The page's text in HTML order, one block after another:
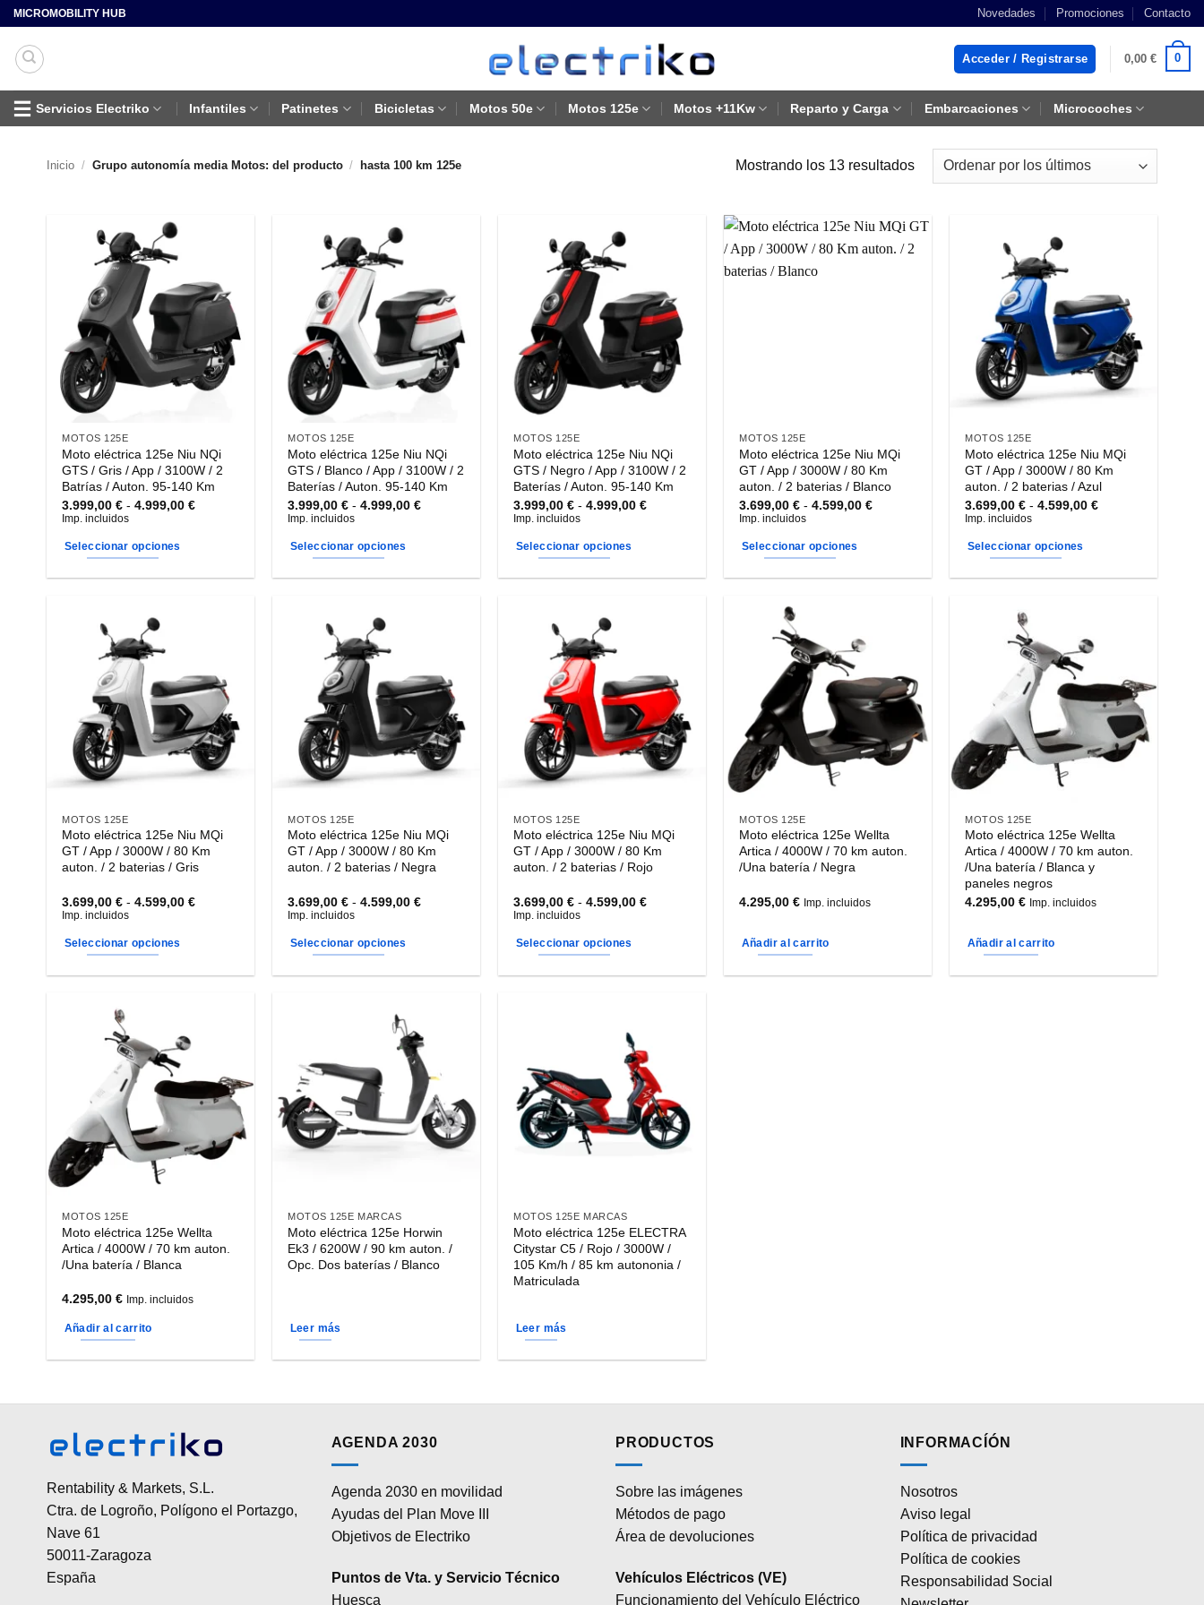
Saltar
contenido
MICROMOBILITY HUB Novedades Promociones Contacto
Acceder / Registrarse 0,00 € 0
Servicios Electriko Infantiles Patinetes Bicicletas Motos 50e Motos 125e Motos +11Kw Reparto y Carga Embarcaciones Microcoches
Inicio / Grupo autonomía media Motos: del producto / hasta 100 km 125e Mostrando los 13 resultadosOrdenado
por
últimos
MOTOS 125E
Moto eléctrica 125e Niu NQi
GTS / Gris / App / 3100W / 2
Batrías / Auton. 95-140 Km
3.999,00€ - 4.999,00€Rango
4.999,00 €
Imp. incluidos
Seleccionar opciones
múltiples
variantes.
opciones
pueden
elegir
página
de
producto
MOTOS 125E
Moto eléctrica 125e Niu NQi
GTS / Blanco / App / 3100W / 2
Baterías / Auton. 95-140 Km
3.999,00€ - 4.999,00€Rango
4.999,00 €
Imp. incluidos
Seleccionar opciones
múltiples
variantes.
opciones
pueden
elegir
página
de
producto
MOTOS 125E
Moto eléctrica 125e Niu NQi
GTS / Negro / App / 3100W / 2
Baterías / Auton. 95-140 Km
3.999,00€ - 4.999,00€Rango
4.999,00 €
Imp. incluidos
Seleccionar opciones
múltiples
variantes.
opciones
pueden
elegir
página
de
producto
MOTOS 125E
Moto eléctrica 125e Niu MQi
GT / App / 3000W / 80 Km
auton. / 2 baterias / Blanco
3.699,00€ - 4.599,00€Rango
4.599,00 €
Imp. incluidos
Seleccionar opciones
múltiples
variantes.
opciones
pueden
elegir
en
la
página
de
producto
MOTOS 125E
Moto eléctrica 125e Niu MQi
GT / App / 3000W / 80 Km
auton. / 2 baterias / Azul
3.699,00€ - 4.599,00€Rango
4.599,00 €
Imp. incluidos
Seleccionar opciones
variantes.
opciones
pueden
elegir
en
página
de
producto
MOTOS 125E
Moto eléctrica 125e Niu MQi
GT / App / 3000W / 80 Km
auton. / 2 baterias / Gris
3.699,00€ - 4.599,00€Rango
4.599,00 €
Imp. incluidos
Seleccionar opciones
variantes.
opciones
pueden
elegir
en
la
página
de
producto
MOTOS 125E
Moto eléctrica 125e Niu MQi
GT / App / 3000W / 80 Km
auton. / 2 baterias / Negra
3.699,00€ - 4.599,00€Rango
4.599,00 €
Imp. incluidos
Seleccionar opciones
Las
opciones
se
pueden
elegir
página
de
producto
MOTOS 125E
Moto eléctrica 125e Niu MQi
GT / App / 3000W / 80 Km
auton. / 2 baterias / Rojo
3.699,00€ - 4.599,00€Rango
4.599,00 €
Imp. incluidos
Seleccionar opciones
Las
opciones
se
pueden
elegir
página
de
producto
MOTOS 125E
Moto eléctrica 125e Wellta
Artica / 4000W / 70 km auton.
/Una batería / Negra
4.295,00€ Imp. incluidos
Añadir al carrito
MOTOS 125E
Moto eléctrica 125e Wellta
Artica / 4000W / 70 km auton.
/Una batería / Blanca y
paneles negros
4.295,00€ Imp. incluidos
Añadir al carrito
MOTOS 125E
Moto eléctrica 125e Wellta
Artica / 4000W / 70 km auton.
/Una batería / Blanca
4.295,00€ Imp. incluidos
Añadir al carrito
MOTOS 125E MARCAS
Moto eléctrica 125e Horwin
Ek3 / 6200W / 90 km auton. /
Opc. Dos baterías / Blanco
Leer más
MOTOS 125E MARCAS
Moto eléctrica 125e ELECTRA
Citystar C5 / Rojo / 3000W /
105 Km/h / 85 km autononia /
Matriculada
Leer más
Rentability & Markets, S.L.
Ctra. de Logroño, Polígono el Portazgo,
Nave 61
50011-Zaragoza
España
AGENDA 2030
Agenda 2030 en movilidad
Ayudas del Plan Move III
Objetivos de Electriko
Puntos de Vta. y Servicio Técnico
Huesca
PRODUCTOS
Sobre las imágenes
Métodos de pago
Área de devoluciones
Vehículos Eléctricos (VE)
Funcionamiento del Vehículo Eléctrico
INFORMACÍÓN
Nosotros
Aviso legal
Política de privacidad
Política de cookies
Responsabilidad Social